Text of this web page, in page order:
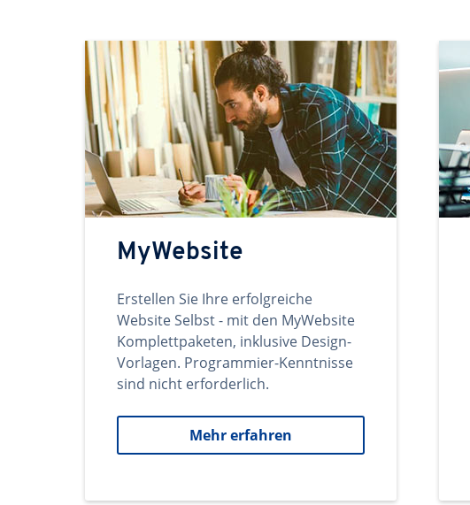
MyWebsite
Erstellen Sie Ihre erfolgreiche
Website Selbst - mit den MyWebsite
Komplettpaketen, inklusive Design-
Vorlagen. Programmier-Kenntnisse
sind nicht erforderlich.
Mehr erfahren